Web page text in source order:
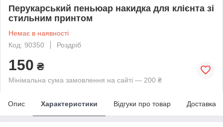
Перукарський пеньюар накидка для клієнта зі
стильним принтом
Немає в наявності
Код: 90350
Роздріб
150 ₴
Мінімальна сума замовлення на сайті — 200 ₴
Опис Характеристики Відгуки про товар Доставка